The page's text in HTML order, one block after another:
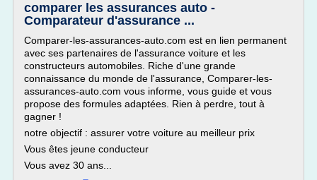
comparer les assurances auto -
Comparateur d'assurance ...
Comparer-les-assurances-auto.com est en lien permanent
avec ses partenaires de l'assurance voiture et les
constructeurs automobiles. Riche d'une grande
connaissance du monde de l'assurance, Comparer-les-
assurances-auto.com vous informe, vous guide et vous
propose des formules adaptées. Rien à perdre, tout à
gagner !
notre objectif : assurer votre voiture au meilleur prix
Vous êtes jeune conducteur
Vous avez 30 ans...